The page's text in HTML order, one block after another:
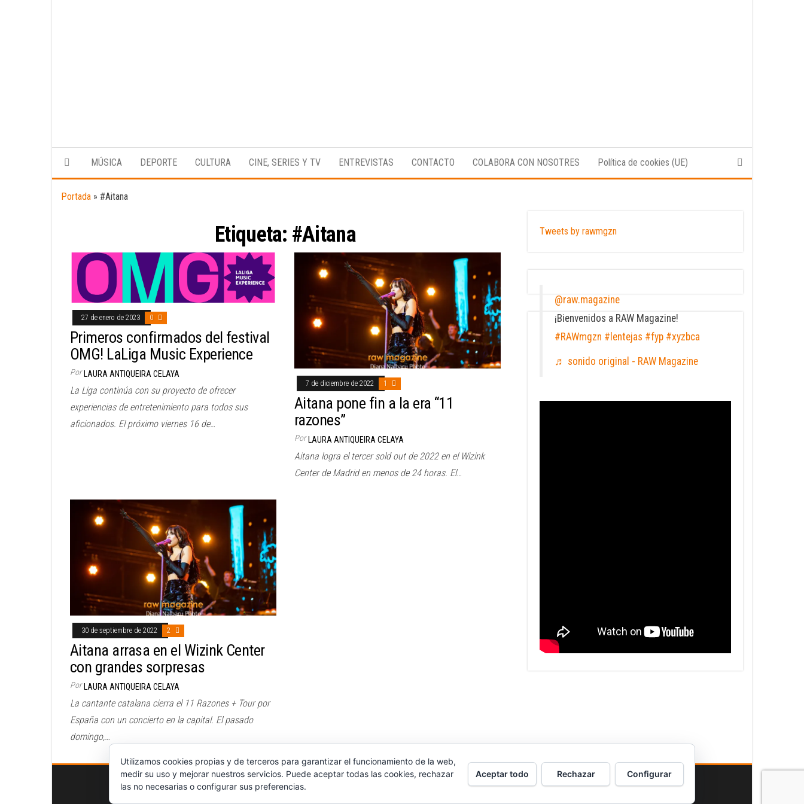
Magazine
digital
enfocado
cultura,
MÚSICA DEPORTE CULTURA CINE, SERIES Y TV ENTREVISTAS CONTACTO COLABORA CON NOSOTRES Política de cookies (UE)
Portada » #Aitana
Etiqueta: #Aitana
27 de enero de 2023 0
Primeros confirmados del festival
OMG! LaLiga Music Experience
Por LAURA ANTIQUEIRA CELAYA
La Liga continúa con su proyecto de ofrecer
experiencias de entretenimiento para todos sus
aficionados. El próximo viernes 16 de…
7 de diciembre de 2022 1
Aitana pone fin a la era “11
razones”
Por LAURA ANTIQUEIRA CELAYA
Aitana logra el tercer sold out de 2022 en el Wizink
Center de Madrid en menos de 24 horas. El…
30 de septiembre de 2022 2
Aitana arrasa en el Wizink Center
con grandes sorpresas
Por LAURA ANTIQUEIRA CELAYA
La cantante catalana cierra el 11 Razones + Tour por
España con un concierto en la capital. El pasado
domingo,…
Tweets by rawmgzn
@raw.magazine
¡Bienvenidos a RAW Magazine!
#RAWmgzn #lentejas #fyp #xyzbca
♬ sonido original - RAW Magazine
Envo Magazine
Utilizamos cookies propias y de terceros para garantizar el funcionamiento de la web,
medir su uso y mejorar nuestros servicios. Puede aceptar todas las cookies, rechazar
las no necesarias o configurar sus preferencias.
Aceptar todo Rechazar Configurar